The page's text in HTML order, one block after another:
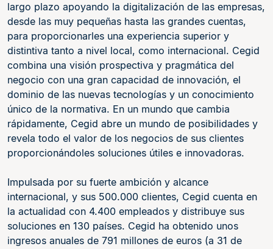
largo plazo apoyando la digitalización de las empresas,
desde las muy pequeñas hasta las grandes cuentas,
para proporcionarles una experiencia superior y
distintiva tanto a nivel local, como internacional. Cegid
combina una visión prospectiva y pragmática del
negocio con una gran capacidad de innovación, el
dominio de las nuevas tecnologías y un conocimiento
único de la normativa. En un mundo que cambia
rápidamente, Cegid abre un mundo de posibilidades y
revela todo el valor de los negocios de sus clientes
proporcionándoles soluciones útiles e innovadoras.
Impulsada por su fuerte ambición y alcance
internacional, y sus 500.000 clientes, Cegid cuenta en
la actualidad con 4.400 empleados y distribuye sus
soluciones en 130 países. Cegid ha obtenido unos
ingresos anuales de 791 millones de euros (a 31 de